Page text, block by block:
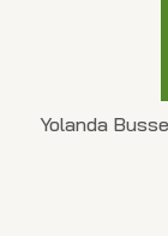
Yolanda